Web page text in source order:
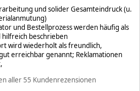
und solider Gesamteindruck (u.
und Bestellprozess werden häufig als
beschrieben
wird wiederholt als freundlich,
erreichbar genannt; Reklamationen
aller 55 Kundenrezensionen